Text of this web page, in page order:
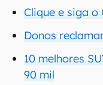
Clique e siga o
Donos
10 melhores
90 mil